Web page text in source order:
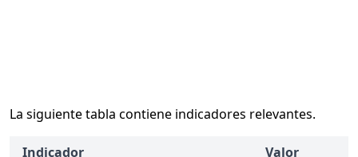
La siguiente tabla contiene indicadores relevantes.
Indicador
Valor